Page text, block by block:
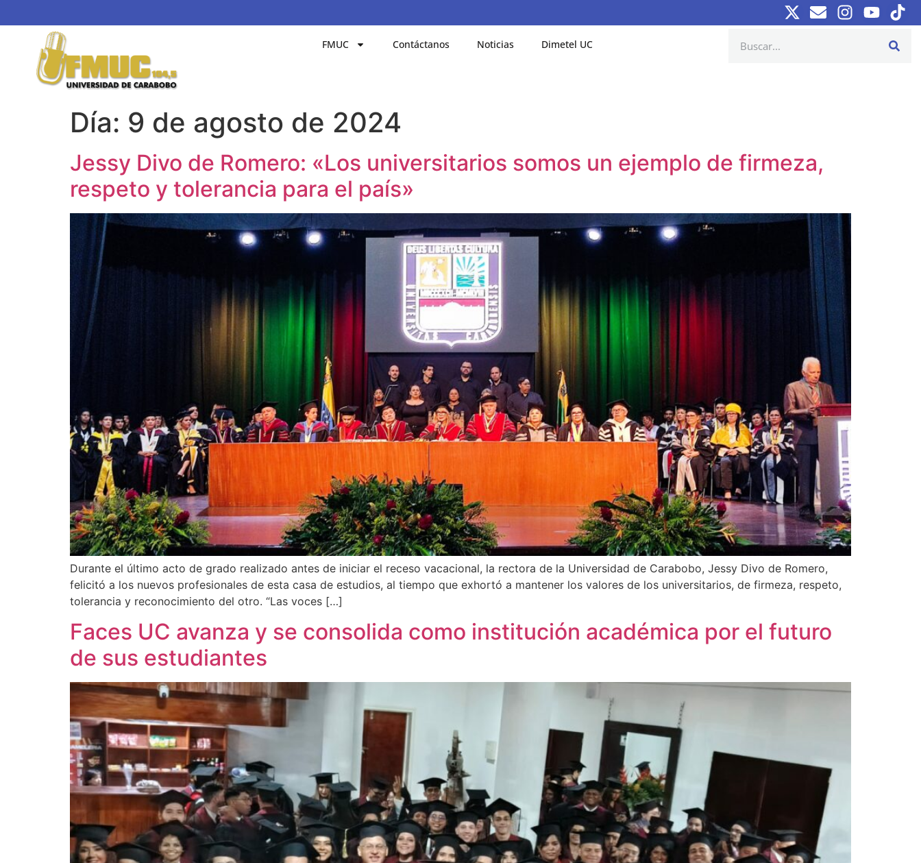
FMUC Contáctanos Noticias Dimetel UC
Día: 9 de agosto de 2024
Jessy Divo de Romero: «Los universitarios somos un ejemplo de firmeza,
respeto y tolerancia para el país»
Durante el último acto de grado realizado antes de iniciar el receso vacacional, la rectora de la Universidad de Carabobo, Jessy Divo de Romero,
felicitó a los nuevos profesionales de esta casa de estudios, al tiempo que exhortó a mantener los valores de los universitarios, de firmeza, respeto,
tolerancia y reconocimiento del otro. “Las voces […]
Faces UC avanza y se consolida como institución académica por el futuro
de sus estudiantes